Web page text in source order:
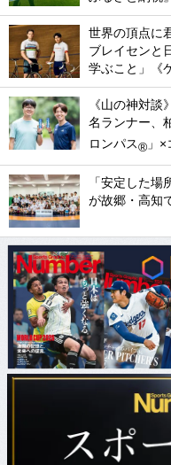
世界の頂点に
ブレイセンと
学ぶこと」《
《山の神対談
名ランナー、
ロンパス® 」
「安定した
が故郷・高知